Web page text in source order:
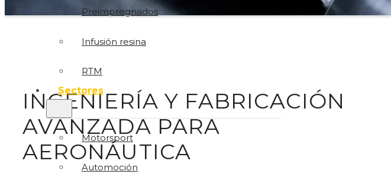
Preimpregnados
Infusión resina
RTM
Sectores
Motorsport
Automoción
INGENIERÍA Y FABRICACIÓN
AVANZADA PARA
AERONÁUTICA